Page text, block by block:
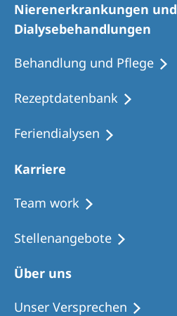
Nierenerkrankungen und
Dialysebehandlungen
Behandlung und Pflege
Rezeptdatenbank
Feriendialysen
Karriere
Team work
Stellenangebote
Über uns
Unser Versprechen